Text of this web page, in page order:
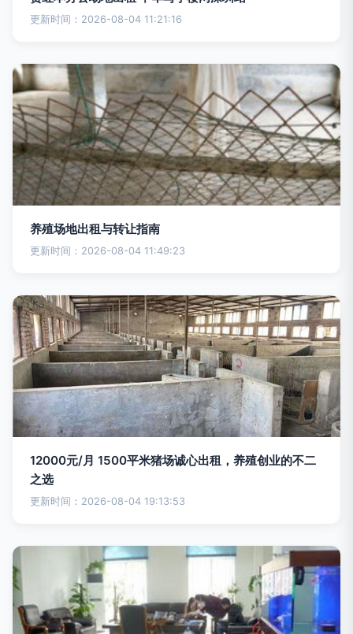
更新时间：2026-08-04 11:21:16
养殖场地出租与转让指南
更新时间：2026-08-04 11:49:23
12000元/月 1500平米猪场诚心出租，养殖创业的不二
之选
更新时间：2026-08-04 19:13:53